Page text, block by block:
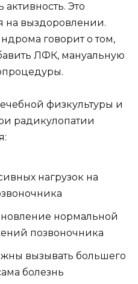
Это
на выздоровлении.
говорит о том,
ЛФК, мануальную
физкультуры и
радикулопатии
нагрузок на
нормальной
позвоночника
вызывать большего
болезнь